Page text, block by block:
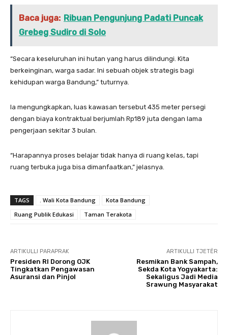
Baca juga: Ribuan Pengunjung Padati Puncak
Grebeg Sudiro di Solo
“Secara keseluruhan ini hutan yang harus dilindungi. Kita
berkeinginan, warga sadar. Ini sebuah objek strategis bagi
kehidupan warga Bandung,” tuturnya.
Ia mengungkapkan, luas kawasan tersebut 435 meter persegi
dengan biaya kontraktual berjumlah Rp189 juta dengan lama
pengerjaan sekitar 3 bulan.
“Harapannya proses belajar tidak hanya di ruang kelas, tapi
ruang terbuka juga bisa dimanfaatkan,” jelasnya.
TAGS . Wali Kota Bandung
Kota Bandung
Ruang Publik Edukasi
Taman Terakota
ARTIKULLI PARAPRAK
Presiden RI Dorong OJK
Tingkatkan Pengawasan
Asuransi dan Pinjol
ARTIKULLI TJETËR
Resmikan Bank Sampah,
Sekda Kota Yogyakarta:
Sekaligus Jadi Media
Srawung Masyarakat